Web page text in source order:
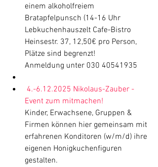
einem alkoholfreiem
Bratapfelpunsch (14-16 Uhr
Lebkuchenhauszelt Cafe-Bistro
Heinsestr. 37, 12,50€ pro Person,
Plätze sind begrenzt!
Anmeldung unter 030 40541935
4.-6.12.2025 Nikolaus-Zauber -
Event zum mitmachen!
Kinder, Erwachsene, Gruppen &
Firmen können hier gemeinsam mit
erfahrenen Konditoren (w/m/d) ihre
eigenen Honigkuchenfiguren
gestalten.